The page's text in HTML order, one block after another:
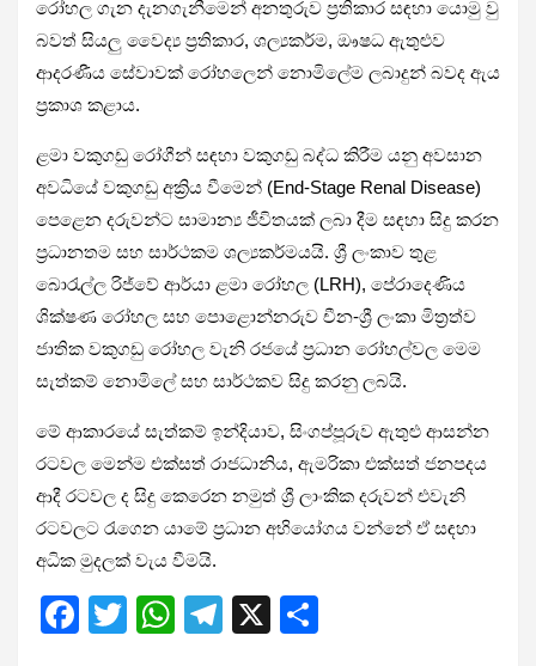
රෝහල ගැන දැනගැනීමෙන් අනතුරුව ප්‍රතිකාර සඳහා යොමු වු
බවත් සියලු වෛද්‍ය ප්‍රතිකාර, ශල්‍යකර්ම, ඖෂධ ඇතුළුව
ආදරණීය සේවාවක් රෝහලෙන් නොමිලේම ලබාදුන් බවද ඇය
ප්‍රකාශ කළාය.
ළමා වකුගඩු රෝගීන් සඳහා වකුගඩු බද්ධ කිරීම යනු අවසාන
අවධියේ වකුගඩු අක්‍රිය වීමෙන් (End-Stage Renal Disease)
පෙළෙන දරුවන්ට සාමාන්‍ය ජීවිතයක් ලබා දීම සඳහා සිදු කරන
ප්‍රධානතම සහ සාර්ථකම ශල්‍යකර්මයයි. ශ්‍රී ලංකාව තුළ
බොරැල්ල රිජ්වේ ආර්යා ළමා රෝහල (LRH), පේරාදෙණිය
ශික්ෂණ රෝහල සහ පොළොන්නරුව චීන-ශ්‍රී ලංකා මිත්‍රත්ව
ජාතික වකුගඩු රෝහල වැනි රජයේ ප්‍රධාන රෝහල්වල මෙම
සැත්කම් නොමිලේ සහ සාර්ථකව සිදු කරනු ලබයි.
මේ ආකාරයේ සැත්කම් ඉන්දියාව, සිංගප්පූරුව ඇතුළු ආසන්න
රටවල මෙන්ම එක්සත් රාජධානිය, ඇමරිකා එක්සත් ජනපදය
ආදී රටවල ද සිදු කෙරෙන නමුත් ශ්‍රී ලාංකික දරුවන් එවැනි
රටවලට රැගෙන යාමේ ප්‍රධාන අභියෝගය වන්නේ ඒ සඳහා
අධික මුදලක් වැය වීමයි.
F
T
W T
X